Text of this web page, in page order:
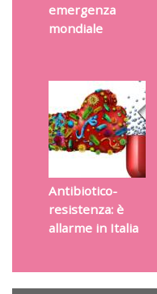
emergenza
mondiale
Antibiotico-
resistenza: è
allarme in Italia